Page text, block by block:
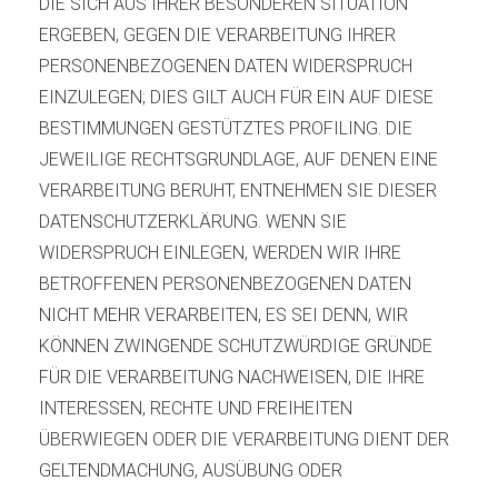
ERGEBEN, GEGEN DIE VERARBEITUNG IHRER
PERSONENBEZOGENEN DATEN WIDERSPRUCH
EINZULEGEN; DIES GILT AUCH FÜR EIN AUF DIESE
BESTIMMUNGEN GESTÜTZTES PROFILING. DIE
JEWEILIGE RECHTSGRUNDLAGE, AUF DENEN EINE
VERARBEITUNG BERUHT, ENTNEHMEN SIE DIESER
DATENSCHUTZERKLÄRUNG. WENN SIE
WIDERSPRUCH EINLEGEN, WERDEN WIR IHRE
BETROFFENEN PERSONENBEZOGENEN DATEN
NICHT MEHR VERARBEITEN, ES SEI DENN, WIR
KÖNNEN ZWINGENDE SCHUTZWÜRDIGE GRÜNDE
FÜR DIE VERARBEITUNG NACHWEISEN, DIE IHRE
INTERESSEN, RECHTE UND FREIHEITEN
ÜBERWIEGEN ODER DIE VERARBEITUNG DIENT DER
GELTENDMACHUNG, AUSÜBUNG ODER